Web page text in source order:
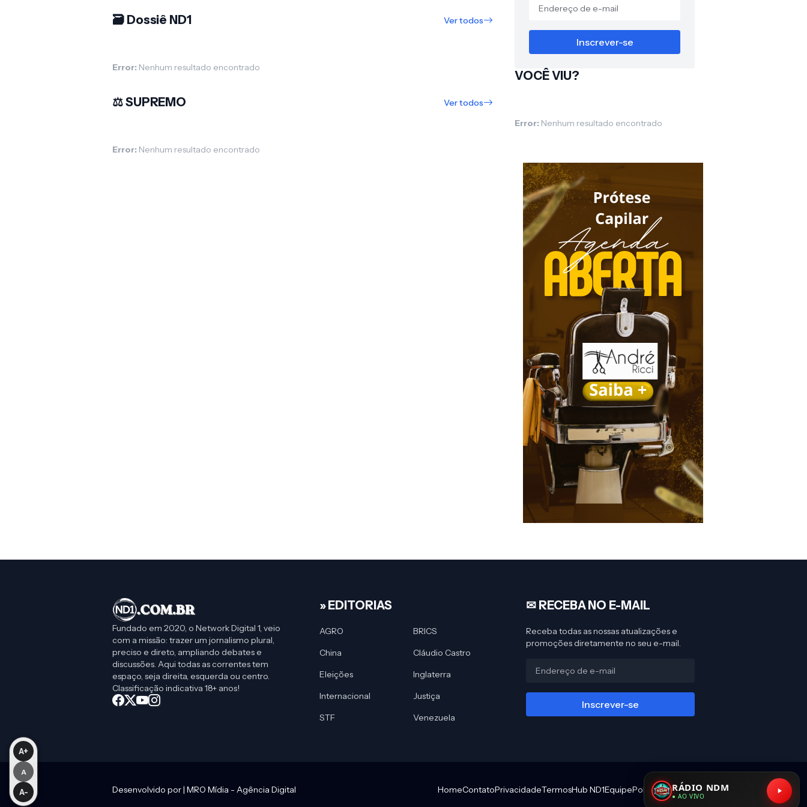
RÁDIO NDM
● AO VIVO
🗃️ Dossiê ND1 Ver todos
Error: Nenhum resultado encontrado
⚖️ SUPREMO Ver todos
Error: Nenhum resultado encontrado
VOCÊ VIU?
Error: Nenhum resultado encontrado
Fundado em 2020, o Network Digital 1, veio
com a missão: trazer um jornalismo plural,
preciso e direto, ampliando debates e
discussões. Aqui todas as correntes tem
espaço, seja direita, esquerda ou centro.
Classificação indicativa 18+ anos!
» EDITORIAS
AGRO
BRICS
China
Cláudio Castro
Eleições
Inglaterra
Internacional
Justiça
STF
Venezuela
✉︎ RECEBA NO E-MAIL
Receba todas as nossas atualizações e
promoções diretamente no seu e-mail.
Desenvolvido por | MRO Mídia - Agência Digital HomeContatoPrivacidadeTermosHub ND1EquipePolítica Editorial
A+
A
A-